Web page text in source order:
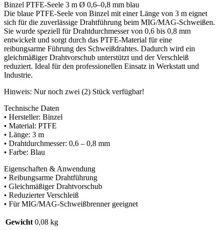
Binzel PTFE-Seele 3 m Ø 0,6–0,8 mm blau
Die blaue PTFE-Seele von Binzel mit einer Länge von 3 m eignet
sich für die zuverlässige Drahtführung beim MIG/MAG-Schweißen.
Sie wurde speziell für Drahtdurchmesser von 0,6 bis 0,8 mm
entwickelt und sorgt durch das PTFE-Material für eine
reibungsarme Führung des Schweißdrahtes. Dadurch wird ein
gleichmäßiger Drahtvorschub unterstützt und der Verschleiß
reduziert. Ideal für den professionellen Einsatz in Werkstatt und
Industrie.
Hinweis: Nur noch zwei (2) Stück verfügbar!
Technische Daten
• Hersteller: Binzel
• Material: PTFE
• Länge: 3 m
• Drahtdurchmesser: 0,6 – 0,8 mm
• Farbe: Blau
Eigenschaften & Anwendung
• Reibungsarme Drahtführung
• Gleichmäßiger Drahtvorschub
• Reduzierter Verschleiß
• Für MIG/MAG-Schweißbrenner geeignet
Gewicht 0,08 kg